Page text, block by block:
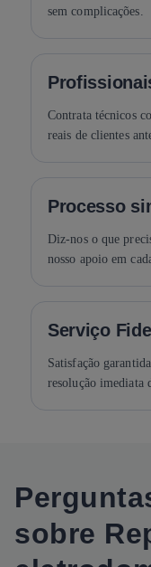
sem complicações.
Contrata técnicos
reais de clientes
Processo
Diz-nos o que
nosso apoio em
Serviço
Satisfação
resolução imediata
sobre